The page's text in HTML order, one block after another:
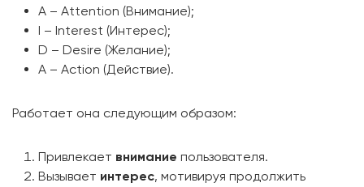
A – Attention (Внимание);
I – Interest (Интерес);
D – Desire (Желание);
A – Action (Действие).
Работает она следующим образом:
Привлекает внимание пользователя.
Вызывает интерес, мотивируя продолжить